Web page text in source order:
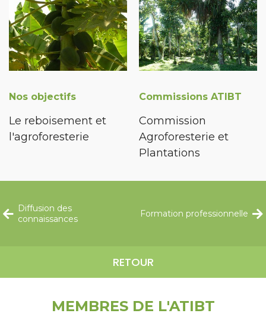
Nos objectifs
Le reboisement et
l'agroforesterie
Commissions ATIBT
Commission
Agroforesterie et
Plantations
Diffusion des
connaissances
RETOUR
Formation professionnelle
MEMBRES DE L'ATIBT